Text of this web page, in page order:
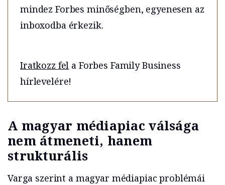
mindez Forbes minőségben, egyenesen az
inboxodba érkezik.
Iratkozz fel a Forbes Family Business
hírlevelére!
A magyar médiapiac válsága
nem átmeneti, hanem
strukturális
Varga szerint a magyar médiapiac problémái